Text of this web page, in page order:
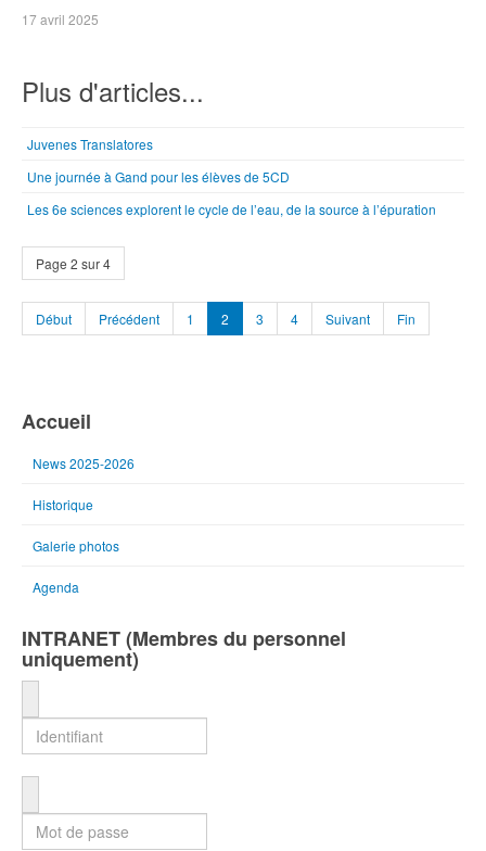
17 avril 2025
Plus d'articles...
Juvenes Translatores
Une journée à Gand pour les élèves de 5CD
Les 6e sciences explorent le cycle de l’eau, de la source à l’épuration
Page 2 sur 4
Début Précédent 1 2 3 4 Suivant Fin
Accueil
News 2025-2026
Historique
Galerie photos
Agenda
INTRANET (Membres du personnel
uniquement)